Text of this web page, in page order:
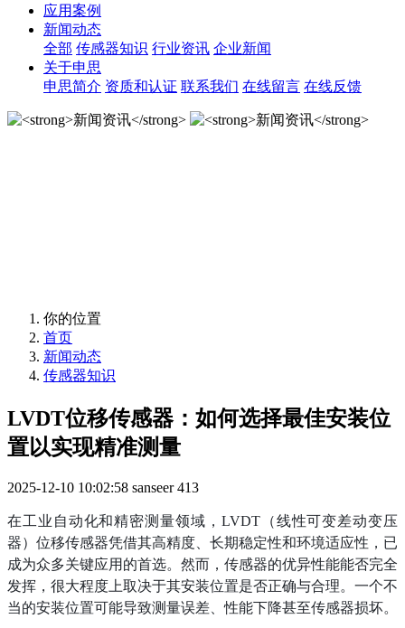
应用案例
新闻动态
全部 传感器知识 行业资讯 企业新闻
关于申思
申思简介 资质和认证 联系我们 在线留言 在线反馈
你的位置
首页
新闻动态
传感器知识
LVDT位移传感器：如何选择最佳安装位
置以实现精准测量
2025-12-10 10:02:58 sanseer 413
在工业自动化和精密测量领域， LVDT（线性可变差动变压
器）位移传感器凭借其高精度、长期稳定性和环境适应性，已
成为众多关键应用的首选。然而，传感器的优异性能能否完全
发挥，很大程度上取决于其安装位置是否正确与合理。一个不
当的安装位置可能导致测量误差、性能下降甚至传感器损坏。